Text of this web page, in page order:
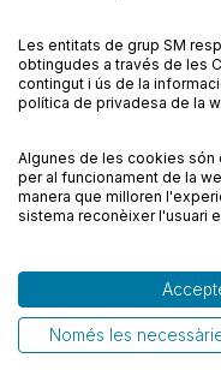
Condicions de
Política de cookies
© CESMA/
Les entitats de grup SM
obtingudes a través de les
contingut i ús de la
política de privadesa de la
Algunes de les cookies
per al funcionament de la
manera que milloren
sistema reconèixer l'usuari
Només les